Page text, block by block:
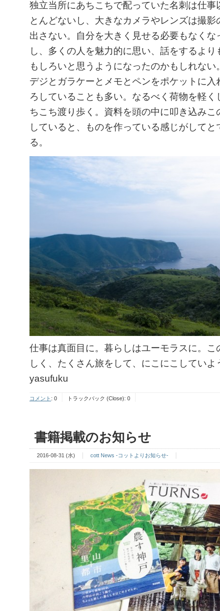
独立当所にあちこちで配っていた名刺は仕事
とんどないし、大きなカメラやレンズは撮
出さない。自分を大きく見せる必要もなくな
し、多くの人を魅力的に思い、話をするよ
もしろいと思うようになったのかもしれな
デジとガラケーとメモとペンをポケットに入
ろしていることも多い。なるべく荷物を軽
ちこち渡り歩く。資料を頭の中に叩き込みこ
していると、ものを作っている感じがして
る。
仕事は真面目に。暮らしはユーモラスに。こ
しく、たくさん旅をして、にこにこしていよ
yasufuku
コメント : 0 トラックバック (Close): 0
書籍掲載のお知らせ
2016-08-31 (水) cott News -コットよりお知らせ-